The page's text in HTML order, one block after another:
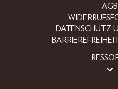
AGB
DATENSCHUTZ